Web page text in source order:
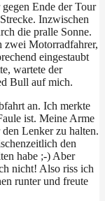
Ende der Tour
Inzwischen
die pralle Sonne.
zwei Motorradfahrer,
eingestaubt
wartete der
Bull auf mich.
an. Ich merkte
ist. Meine Arme
Lenker zu halten.
den
habe ;-) Aber
nicht! Also riss ich
runter und freute